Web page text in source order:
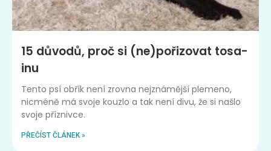
15 důvodů, proč si (ne)pořizovat tosa-
inu
Tento psí obřík není zrovna nejznámější plemeno,
nicméně má svoje kouzlo a tak není divu, že si našlo
svoje příznivce.
PŘEČÍST ČLÁNEK »